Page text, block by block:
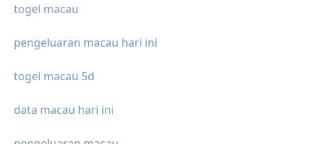
togel macau
pengeluaran macau hari ini
togel macau 5d
data macau hari ini